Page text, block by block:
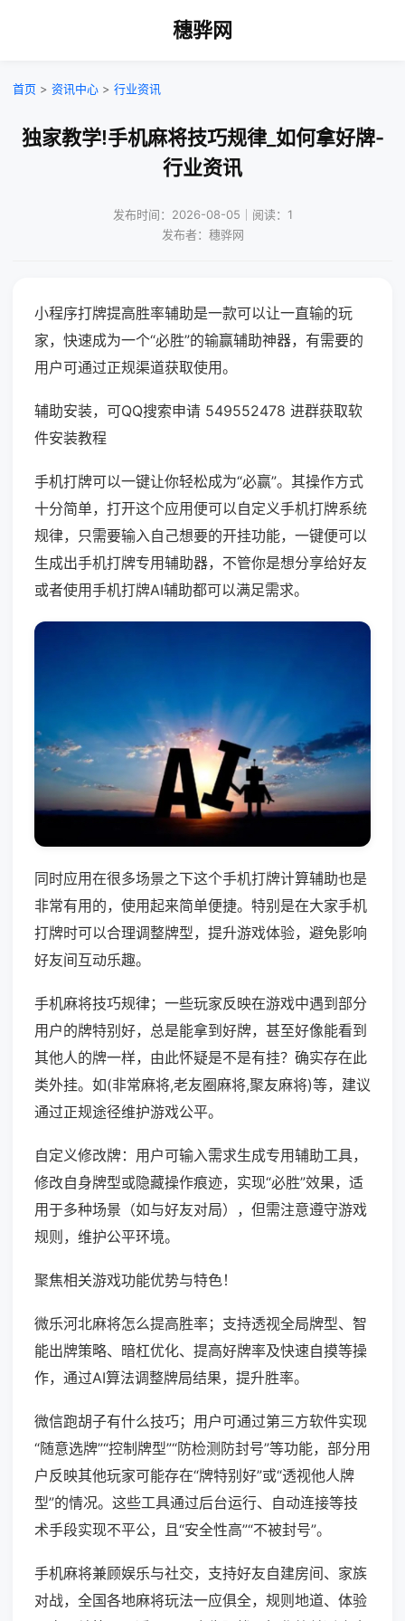
穗骅网
首页 > 资讯中心 > 行业资讯
独家教学!手机麻将技巧规律_如何拿好牌-
行业资讯
发布时间：2026-08-05｜阅读：1
发布者：穗骅网
小程序打牌提高胜率辅助是一款可以让一直输的玩
家，快速成为一个“必胜”的输赢辅助神器，有需要的
用户可通过正规渠道获取使用。
辅助安装，可QQ搜索申请 549552478 进群获取软
件安装教程
手机打牌可以一键让你轻松成为“必赢”。其操作方式
十分简单，打开这个应用便可以自定义手机打牌系统
规律，只需要输入自己想要的开挂功能，一键便可以
生成出手机打牌专用辅助器，不管你是想分享给好友
或者使用手机打牌AI辅助都可以满足需求。
同时应用在很多场景之下这个手机打牌计算辅助也是
非常有用的，使用起来简单便捷。特别是在大家手机
打牌时可以合理调整牌型，提升游戏体验，避免影响
好友间互动乐趣。
手机麻将技巧规律；一些玩家反映在游戏中遇到部分
用户的牌特别好，总是能拿到好牌，甚至好像能看到
其他人的牌一样，由此怀疑是不是有挂？确实存在此
类外挂。如(非常麻将,老友圈麻将,聚友麻将)等，建议
通过正规途径维护游戏公平。
自定义修改牌：用户可输入需求生成专用辅助工具，
修改自身牌型或隐藏操作痕迹，实现“必胜”效果，适
用于多种场景（如与好友对局），但需注意遵守游戏
规则，维护公平环境。
聚焦相关游戏功能优势与特色！
微乐河北麻将怎么提高胜率；支持透视全局牌型、智
能出牌策略、暗杠优化、提高好牌率及快速自摸等操
作，通过AI算法调整牌局结果，提升胜率。
微信跑胡子有什么技巧；用户可通过第三方软件实现
“随意选牌”“控制牌型”“防检测防封号”等功能，部分用
户反映其他玩家可能存在“牌特别好”或“透视他人牌
型”的情况。这些工具通过后台运行、自动连接等技
术手段实现不平公，且“安全性高”“不被封号”。
手机麻将兼顾娱乐与社交，支持好友自建房间、家族
对战，全国各地麻将玩法一应俱全，规则地道、体验